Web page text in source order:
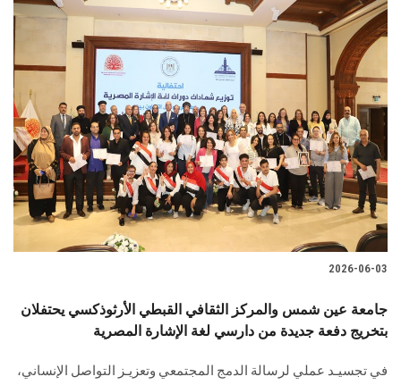
2026-06-03
جامعة عين شمس والمركز الثقافي القبطي الأرثوذكسي يحتفلان
بتخريج دفعة جديدة من دارسي لغة الإشارة المصرية
في تجسيـد عملي لرسالة الدمج المجتمعي وتعزيـز التواصل الإنساني،